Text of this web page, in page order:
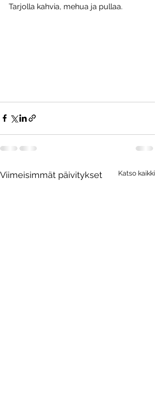
Tarjolla kahvia, mehua ja pullaa.
Viimeisimmät päivitykset Katso kaikki